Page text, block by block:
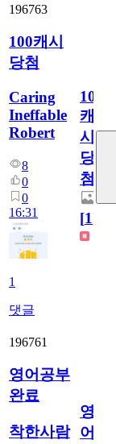
196763
100캐시
당첨
Caring
Ineffable
Robert
8
0
0
16:31
1
댓글
100
캐
시
당
첨
[1]
196761
영어공부
완료
착한사람
영
어